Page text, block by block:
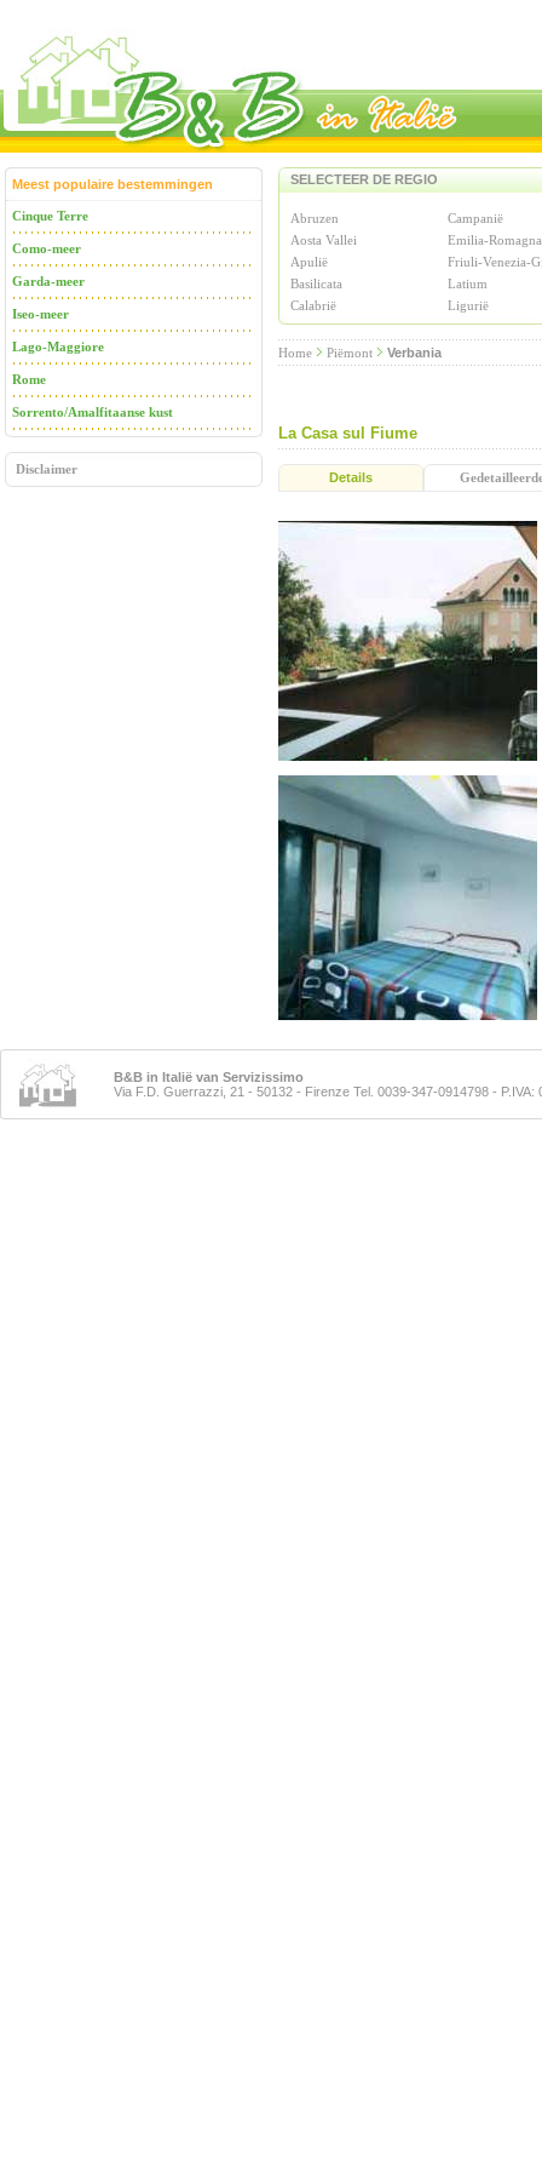
Meest populaire bestemmingen
Cinque Terre
Como-meer
Garda-meer
Iseo-meer
Lago-Maggiore
Rome
Sorrento/Amalfitaanse kust
Disclaimer
SELECTEER DE REGIO
Abruzen
Campanië
Aosta Vallei
Emilia-Romagna
Apulië
Friuli-Venezia-
Basilicata
Latium
Calabrië
Ligurië
Home Piëmont Verbania
La Casa sul Fiume
Details
B&B in Italië van Servizissimo
Via F.D. Guerrazzi, 21 - 50132 - Firenze Tel. 0039-347-0914798 - P.IVA: